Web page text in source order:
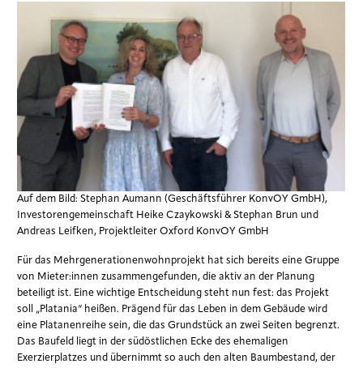
Auf dem Bild: Stephan Aumann (Geschäftsführer KonvOY GmbH),
Investorengemeinschaft Heike Czaykowski & Stephan Brun und
Andreas Leifken, Projektleiter Oxford KonvOY GmbH
Für das Mehrgenerationenwohnprojekt hat sich bereits eine Gruppe
von Mieter:innen zusammengefunden, die aktiv an der Planung
beteiligt ist. Eine wichtige Entscheidung steht nun fest: das Projekt
soll „Platania“ heißen. Prägend für das Leben in dem Gebäude wird
eine Platanenreihe sein, die das Grundstück an zwei Seiten begrenzt.
Das Baufeld liegt in der südöstlichen Ecke des ehemaligen
Exerzierplatzes und übernimmt so auch den alten Baumbestand, der